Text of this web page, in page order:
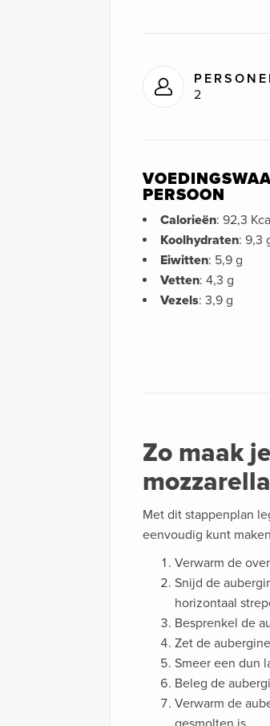
2
PERSOON
Calorieën: 92,3
Koolhydraten: 9,3
Eiwitten: 5,9 g
Vetten: 4,3 g
Vezels: 3,9 g
Zo maak
mozzarella
Met dit stappenplan
eenvoudig kunt
Verwarm de
Snijd de
horizontaal
Besprenkel de
Zet de
Smeer een dun
Beleg de
Verwarm de